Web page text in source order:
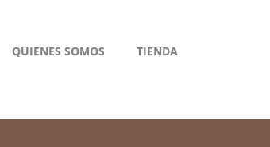
QUIENES SOMOS TIENDA